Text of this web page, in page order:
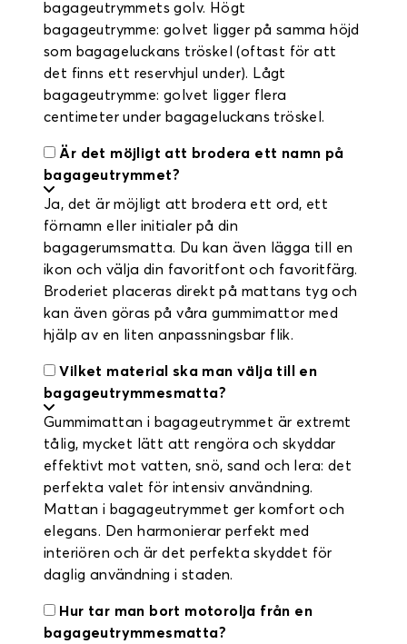
bagageutrymmets golv. Högt
bagageutrymme: golvet ligger på samma höjd
som bagageluckans tröskel (oftast för att
det finns ett reservhjul under). Lågt
bagageutrymme: golvet ligger flera
centimeter under bagageluckans tröskel.
Är det möjligt att brodera ett namn på
bagageutrymmet?
Ja, det är möjligt att brodera ett ord, ett
förnamn eller initialer på din
bagagerumsmatta. Du kan även lägga till en
ikon och välja din favoritfont och favoritfärg.
Broderiet placeras direkt på mattans tyg och
kan även göras på våra gummimattor med
hjälp av en liten anpassningsbar flik.
Vilket material ska man välja till en
bagageutrymmesmatta?
Gummimattan i bagageutrymmet är extremt
tålig, mycket lätt att rengöra och skyddar
effektivt mot vatten, snö, sand och lera: det
perfekta valet för intensiv användning.
Mattan i bagageutrymmet ger komfort och
elegans. Den harmonierar perfekt med
interiören och är det perfekta skyddet för
daglig användning i staden.
Hur tar man bort motorolja från en
bagageutrymmesmatta?